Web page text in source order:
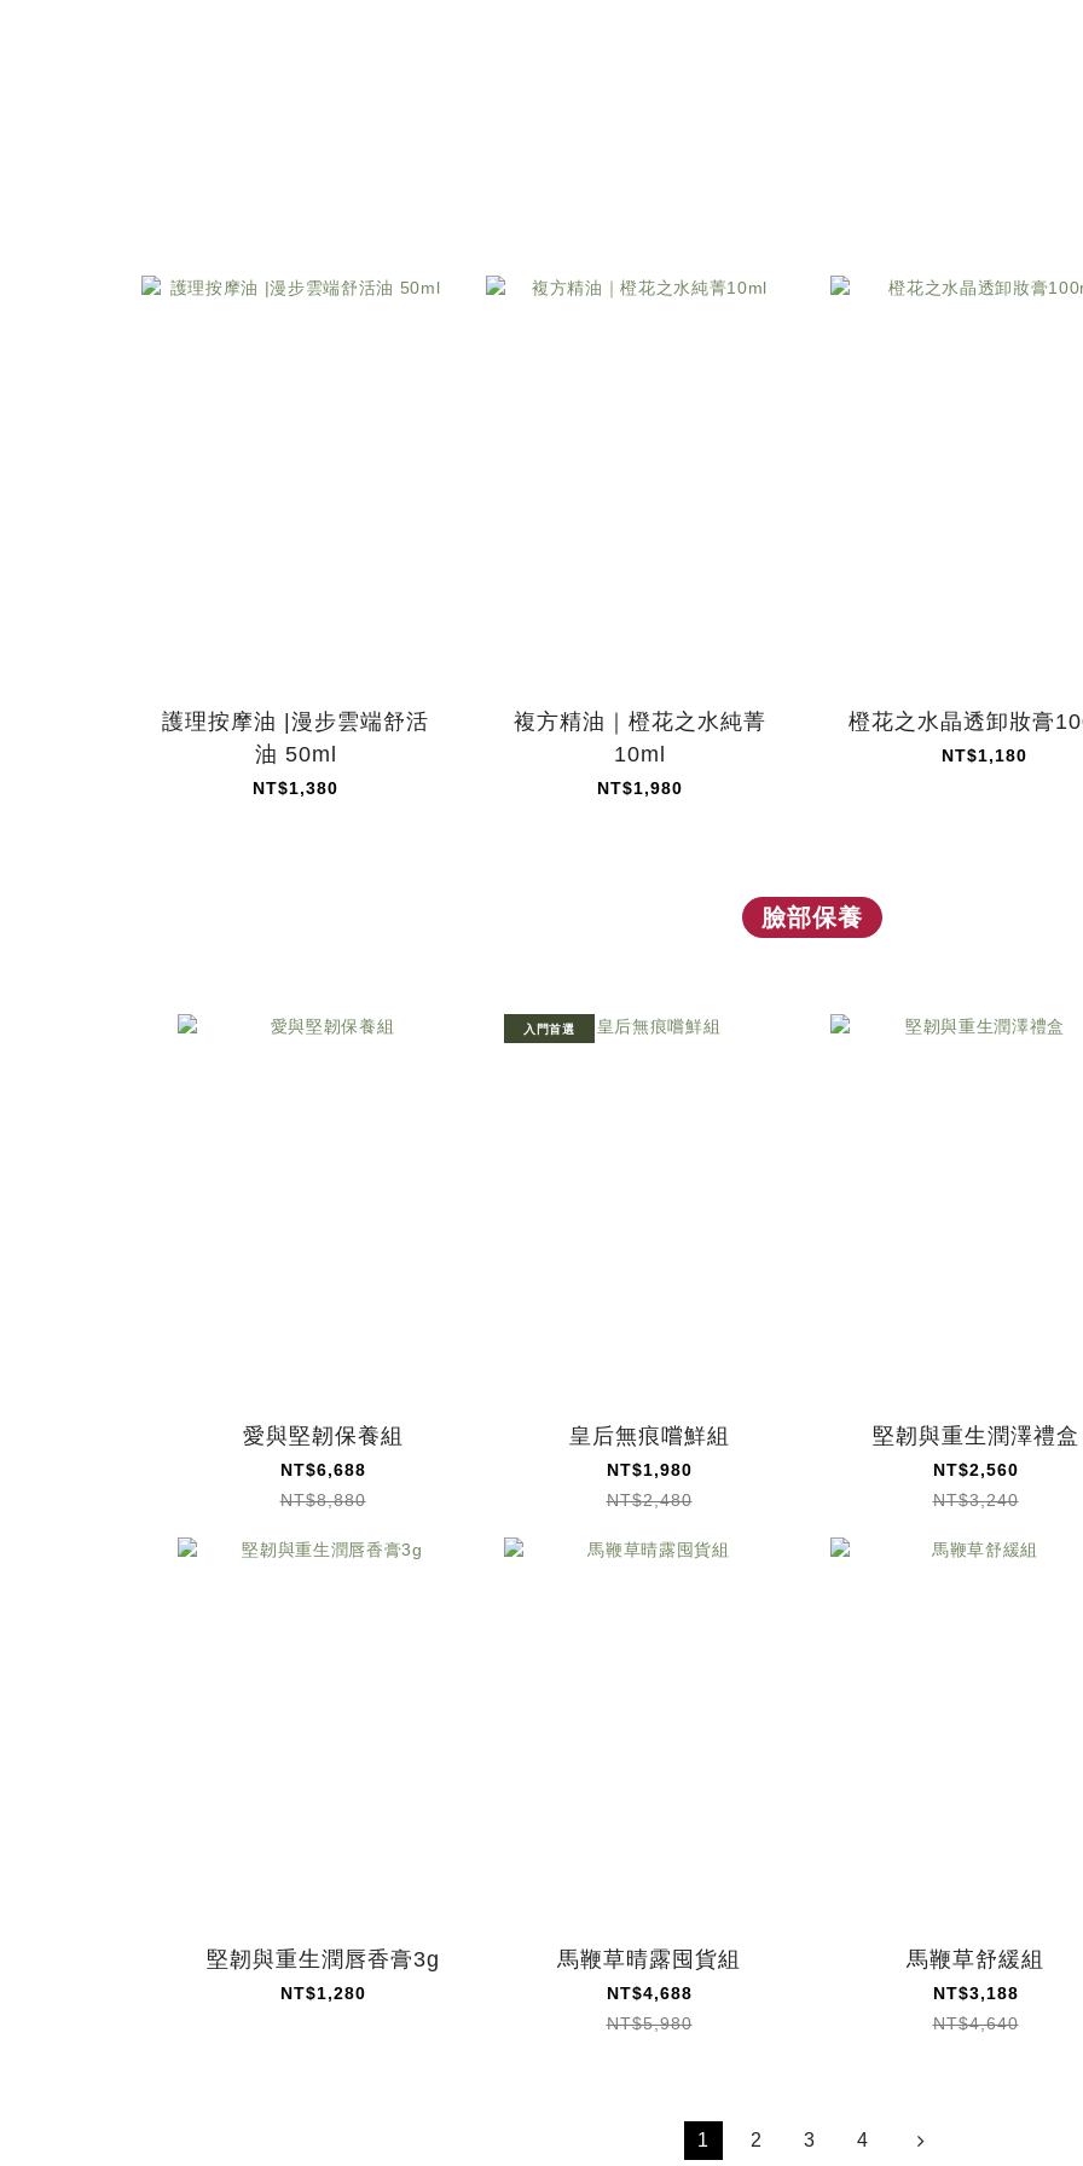
護理按摩油 |漫步雲端舒活
油 50ml
NT$1,380
複方精油｜橙花之水純菁
10ml
NT$1,980
橙花之水晶透卸妝膏
NT$1,180
臉部保養
愛與堅韌保養組
NT$6,688
NT$8,880
入門首選
皇后無痕嚐鮮組
NT$1,980
NT$2,480
堅韌與重生潤澤禮盒
NT$2,560
NT$3,240
堅韌與重生潤唇香膏3g
NT$1,280
馬鞭草晴露囤貨組
NT$4,688
NT$5,980
馬鞭草舒緩組
NT$3,188
NT$4,640
1 2 3 4